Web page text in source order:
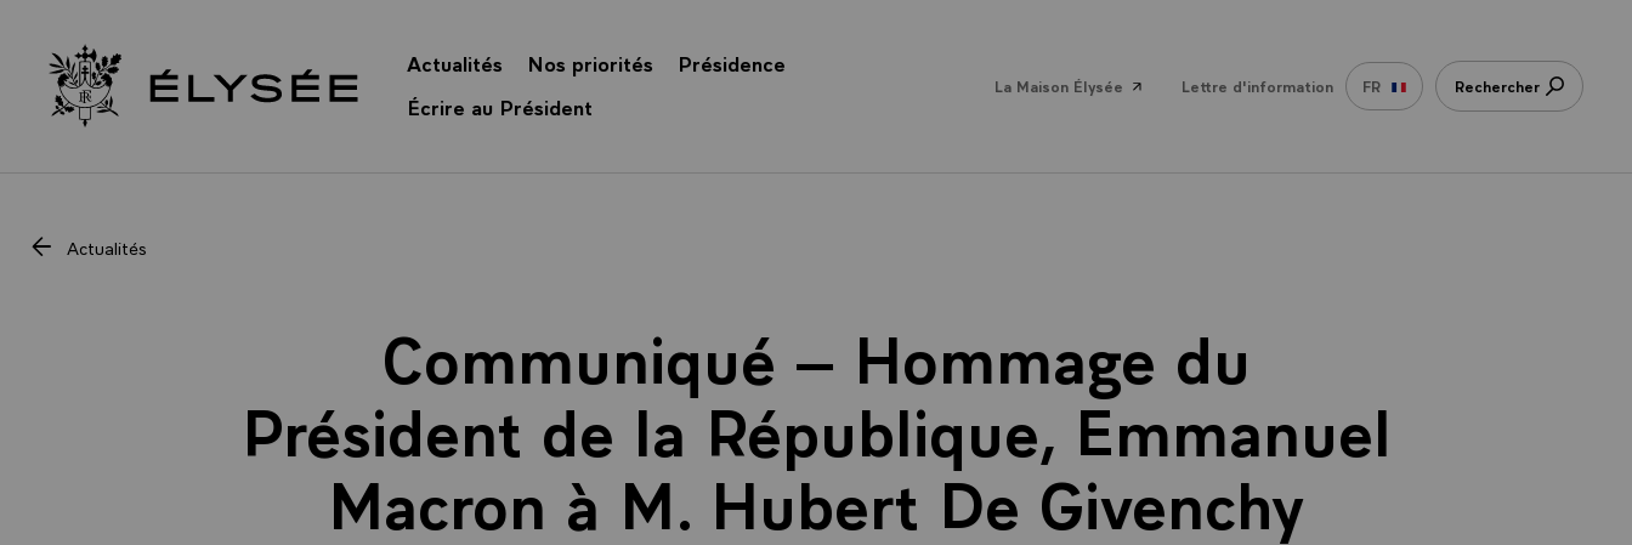
Retour à l’accueil Élysée
Actualités Nos priorités
Présidence
Écrire au Président
La Maison Élysée Lettre d'information FR Rechercher
Actualités
Communiqué – Hommage du
Président de la République, Emmanuel
Macron à M. Hubert De Givenchy